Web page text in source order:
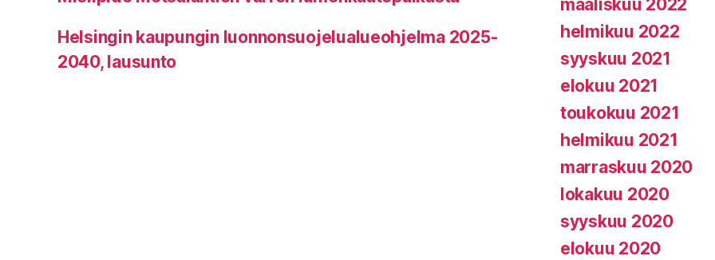
Helsingin kaupungin luonnonsuojelualueohjelma 2025-
2040, lausunto
maaliskuu 2022
helmikuu 2022
syyskuu 2021
elokuu 2021
toukokuu 2021
helmikuu 2021
marraskuu 2020
lokakuu 2020
syyskuu 2020
elokuu 2020